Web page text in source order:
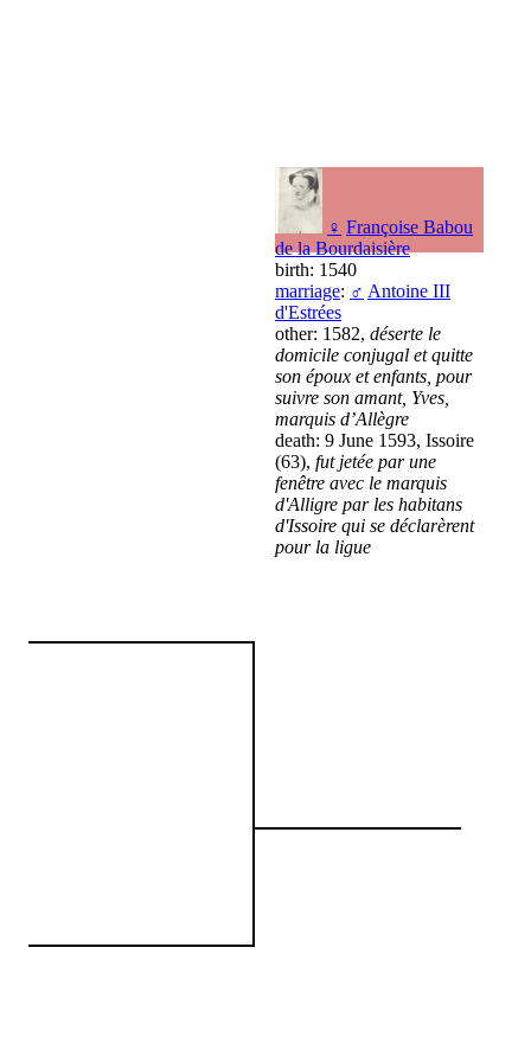
♀ Françoise Babou
de la Bourdaisière
birth: 1540
marriage: ♂ Antoine III
d'Estrées
other: 1582, déserte le
domicile conjugal et quitte
son époux et enfants, pour
suivre son amant, Yves,
marquis d’Allègre
death: 9 June 1593, Issoire
(63), fut jetée par une
fenêtre avec le marquis
d'Alligre par les habitans
d'Issoire qui se déclarèrent
pour la ligue